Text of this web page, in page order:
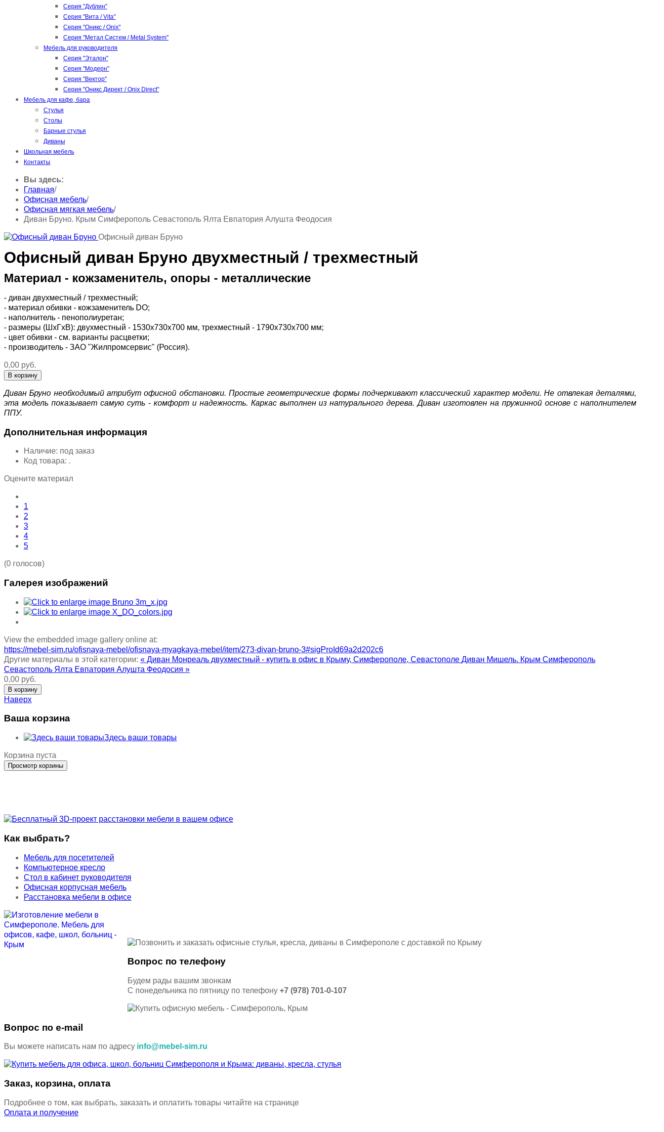
Серия "Дублин"
Серия "Вита / Vita"
Серия "Оникс / Onix"
Серия "Метал Систем / Metal System"
Мебель для руководителя
Серия "Эталон"
Серия "Модерн"
Серия "Вектор"
Серия "Оникс Директ / Onix Direct"
Мебель для кафе, бара
Стулья
Столы
Барные стулья
Диваны
Школьная мебель
Контакты
Вы здесь:
Главная/
Офисная мебель/
Офисная мягкая мебель/
Диван Бруно. Крым Симферополь Севастополь Ялта Евпатория Алушта Феодосия
Офисный диван Бруно
Офисный диван Бруно двухместный / трехместный
Материал - кожзаменитель, опоры - металлические
- диван двухместный / трехместный;
- материал обивки - кожзаменитель DO;
- наполнитель - пенополиуретан;
- размеры (ШхГхВ): двухместный - 1530х730х700 мм, трехместный - 1790х730х700 мм;
- цвет обивки - см. варианты расцветки;
- производитель - ЗАО "Жилпромсервис" (Россия).
0,00 руб.
Диван Бруно необходимый атрибут офисной обстановки. Простые геометрические формы подчеркивают классический характер модели. Не отвлекая деталями,
эта модель показывает самую суть - комфорт и надежность. Каркас выполнен из натурального дерева. Диван изготовлен на пружинной основе с наполнителем
ППУ.
Дополнительная информация
Наличие: под заказ
Код товара: .
Оцените материал
1
2
3
4
5
(0 голосов)
Галерея изображений
View the embedded image gallery online at:
https://mebel-sim.ru/ofisnaya-mebel/ofisnaya-myagkaya-mebel/item/273-divan-bruno-3#sigProId69a2d202c6
Другие материалы в этой категории: « Диван Монреаль двухместный - купить в офис в Крыму, Симферополе, Севастополе Диван Мишель. Крым Симферополь
Севастополь Ялта Евпатория Алушта Феодосия »
0,00 руб.
Наверх
Ваша корзина
Здесь ваши товары
Корзина пуста
Как выбрать?
Мебель для посетителей
Компьютерное кресло
Стол в кабинет руководителя
Офисная корпусная мебель
Расстановка мебели в офисе
Вопрос по телефону
Будем рады вашим звонкам
С понедельника по пятницу по телефону +7 (978) 701-0-107
Вопрос по e-mail
Вы можете написать нам по адресу info@mebel-sim.ru
Заказ, корзина, оплата
Подробнее о том, как выбрать, заказать и оплатить товары читайте на странице
Оплата и получение